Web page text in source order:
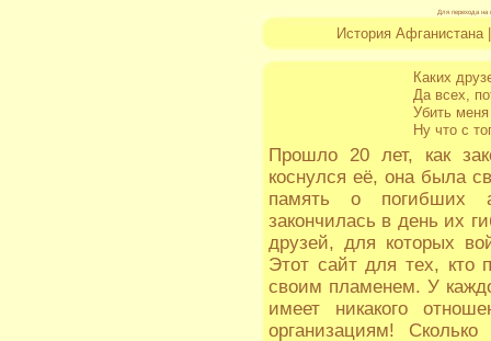
Для перехода на
История Афганистана
Каких
Да всех,
Убить
Ну что с
Прошло 20 лет, как
коснулся её, она была
память о погибших
закончилась в день их
друзей, для которых
Этот сайт для тех, кто
своим пламенем. У
имеет никакого
организациям!